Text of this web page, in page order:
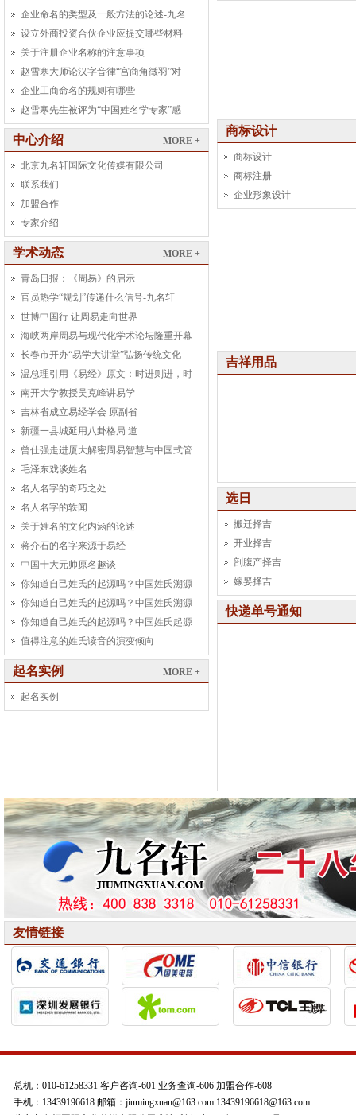
企业命名的类型及一般方法的论述-九名
设立外商投资合伙企业应提交哪些材料
关于注册企业名称的注意事项
赵雪寒大师论汉字音律“宫商角徵羽”对
企业工商命名的规则有哪些
赵雪寒先生被评为“中国姓名学专家”感
MORE +
中心介绍
北京九名轩国际文化传媒有限公司
联系我们
加盟合作
专家介绍
MORE +
学术动态
青岛日报：《周易》的启示
官员热学“规划”传递什么信号-九名轩
世博中国行 让周易走向世界
海峡两岸周易与现代化学术论坛隆重开幕
长春市开办“易学大讲堂”弘扬传统文化
温总理引用《易经》原文：时进则进，时
南开大学教授吴克峰讲易学
吉林省成立易经学会 原副省
新疆一县城延用八卦格局 道
曾仕强走进厦大解密周易智慧与中国式管
毛泽东戏谈姓名
名人名字的奇巧之处
名人名字的轶闻
关于姓名的文化内涵的论述
蒋介石的名字来源于易经
中国十大元帅原名趣谈
你知道自己姓氏的起源吗？中国姓氏溯源
你知道自己姓氏的起源吗？中国姓氏溯源
你知道自己姓氏的起源吗？中国姓氏起源
值得注意的姓氏读音的演变倾向
MORE +
起名实例
起名实例
商标设计
商标设计
商标注册
企业形象设计
吉祥用品
选日
搬迁择吉
开业择吉
剖腹产择吉
嫁娶择吉
快递单号通知
友情链接
总机：010-61258331 客户咨询-601 业务查询-606 加盟合作-608
手机：13439196618 邮箱：jiumingxuan@163.com 13439196618@163.com